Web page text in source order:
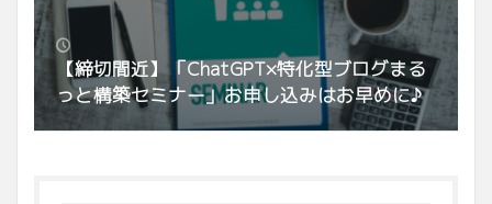
【締切間近】「ChatGPT×特化型ブログまる
っと構築セミナー」お申し込みはお早めに♪